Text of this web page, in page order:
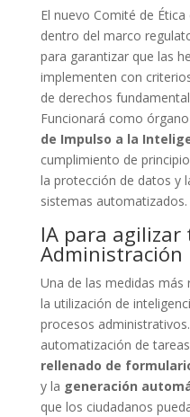
El nuevo Comité de
dentro del marco
para garantizar que las
implementen con
de derechos
Funcionará como
de Impulso a la
cumplimiento de
la protección de datos y
sistemas automatizados.
IA para
Administración
Una de las medidas
la utilización de
procesos
automatización de
rellenado de
y la generación
que los ciudadanos